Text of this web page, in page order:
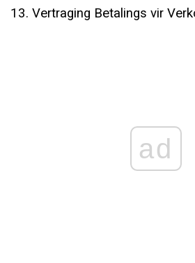
13. Vertraging Betalings vir
ad